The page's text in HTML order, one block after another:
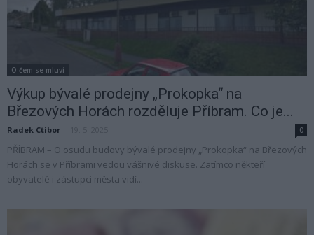
O čem se mluví
Výkup bývalé prodejny „Prokopka“ na
Březových Horách rozděluje Příbram. Co je...
Radek Ctibor 0
PŘÍBRAM – O osudu budovy bývalé prodejny „Prokopka“ na Březových
Horách se v Příbrami vedou vášnivé diskuse. Zatímco někteří
obyvatelé i zástupci města vidí...